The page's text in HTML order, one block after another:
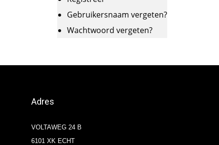
Gebruikersnaam vergeten?
Wachtwoord vergeten?
Adres
VOLTAWEG 24 B
6101 XK ECHT